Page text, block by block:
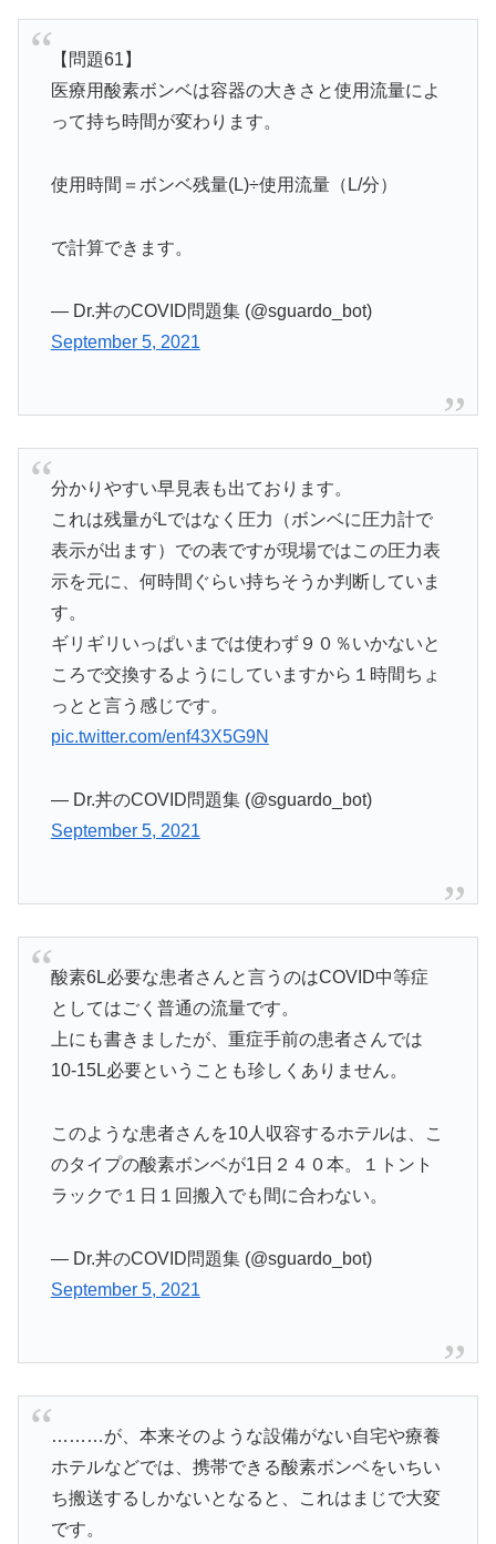
【問題61】
医療用酸素ボンベは容器の大きさと使用流量によ
って持ち時間が変わります。
使用時間＝ボンベ残量(L)÷使用流量（L/分）
で計算できます。
— Dr.丼のCOVID問題集 (@sguardo_bot)
September 5, 2021
分かりやすい早見表も出ております。
これは残量がLではなく圧力（ボンベに圧力計で
表示が出ます）での表ですが現場ではこの圧力表
示を元に、何時間ぐらい持ちそうか判断していま
す。
ギリギリいっぱいまでは使わず９０％いかないと
ころで交換するようにしていますから１時間ちょ
っとと言う感じです。
pic.twitter.com/enf43X5G9N
— Dr.丼のCOVID問題集 (@sguardo_bot)
September 5, 2021
酸素6L必要な患者さんと言うのはCOVID中等症
としてはごく普通の流量です。
上にも書きましたが、重症手前の患者さんでは
10-15L必要ということも珍しくありません。
このような患者さんを10人収容するホテルは、こ
のタイプの酸素ボンベが1日２４０本。１トント
ラックで１日１回搬入でも間に合わない。
— Dr.丼のCOVID問題集 (@sguardo_bot)
September 5, 2021
………が、本来そのような設備がない自宅や療養
ホテルなどでは、携帯できる酸素ボンベをいちい
ち搬送するしかないとなると、これはまじで大変
です。